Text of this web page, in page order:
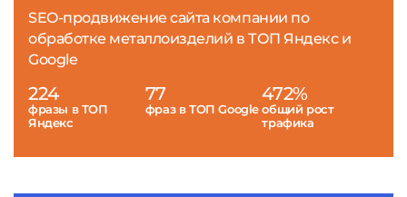
SEO-продвижение сайта компании по
обработке металлоизделий в ТОП Яндекс и
Google
224
фразы в ТОП
Яндекс
77
фраз в ТОП Google
472%
общий рост
трафика